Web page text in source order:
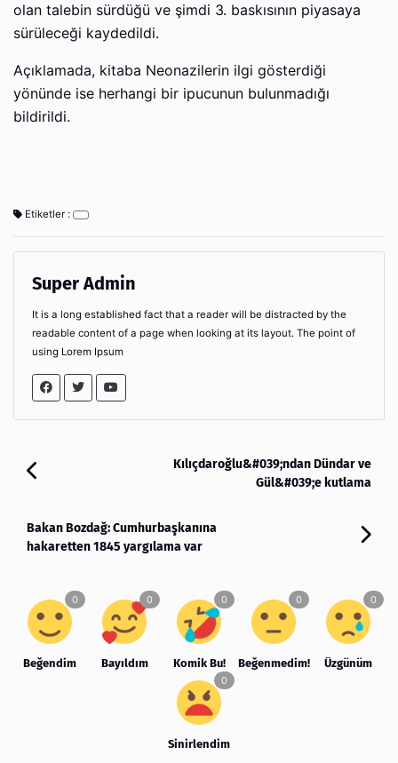
olan talebin sürdüğü ve şimdi 3. baskısının piyasaya
sürüleceği kaydedildi.
Açıklamada, kitaba Neonazilerin ilgi gösterdiği
yönünde ise herhangi bir ipucunun bulunmadığı
bildirildi.
Etiketler :
Super Admin
It is a long established fact that a reader will be distracted by the
readable content of a page when looking at its layout. The point of
using Lorem Ipsum
Kılıçdaroğlu&#039;ndan Dündar ve
Gül&#039;e kutlama
Bakan Bozdağ: Cumhurbaşkanına
hakaretten 1845 yargılama var
Beğendim Bayıldım Komik Bu! Beğenmedim! Üzgünüm
Sinirlendim